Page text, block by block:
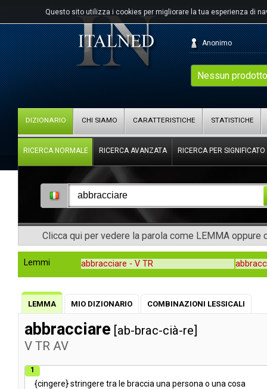
Questo sito utilizza i cookies per migliorare la tua esperienza di
Nessun
Anonimo
DIZIONARIO CHI SIAMO CARATTERISTICHE STATISTICHE
RICERCA NORMALE RICERCA AVANZATA RICERCA PER SIGNIFICATO
Clicca qui per vedere la parola come LEMMA oppure
Lemmi abbracciare - V TR
LEMMA MIO DIZIONARIO COMBINAZIONI LESSICALI
abbracciare [ab-brac-cià-re]
V TR AV
1
{cingere}stringere tra le braccia una persona o una cosa